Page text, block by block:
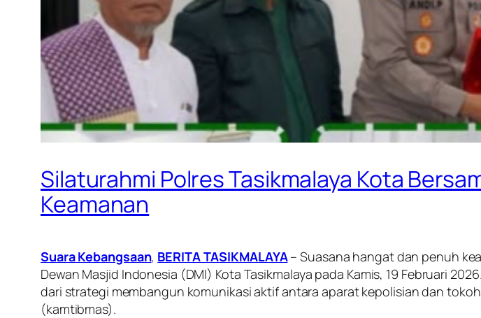
Silaturahmi Polres Tasikmalaya Kota
Keamanan
Suara Kebangsaan, BERITA TASIKMALAYA– Suasana hangat dan penuh
Dewan Masjid Indonesia (DMI) Kota Tasikmalaya pada Kamis, 19 Februari
dari strategi membangun komunikasi aktif antara aparat kepolisian dan
(kamtibmas).